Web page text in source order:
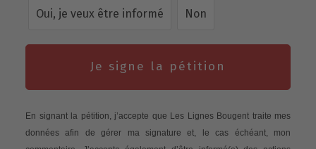
Oui, je veux être informé
Non
Je signe la pétition
En signant la pétition, j’accepte que Les Lignes Bougent traite mes
données afin de gérer ma signature et, le cas échéant, mon